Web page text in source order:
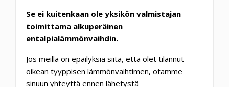
Se ei kuitenkaan ole yksikön valmistajan
toimittama alkuperäinen
entalpialämmönvaihdin.
Jos meillä on epäilyksiä siitä, että olet tilannut
oikean tyyppisen lämmönvaihtimen, otamme
sinuun yhteyttä ennen lähetystä